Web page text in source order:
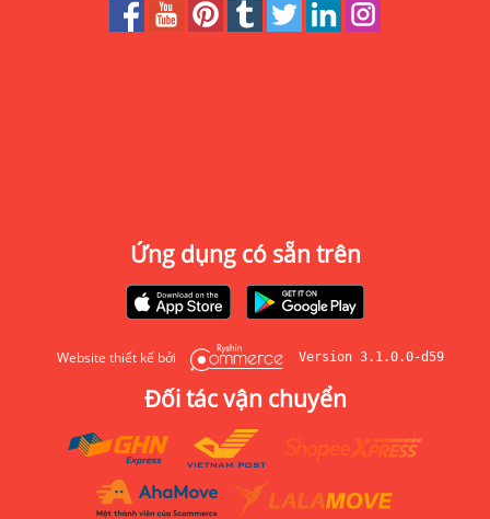
Ứng dụng có sẵn trên
Website thiết kế bởi Version 3.1.0.0-d59
Đối tác vận chuyển